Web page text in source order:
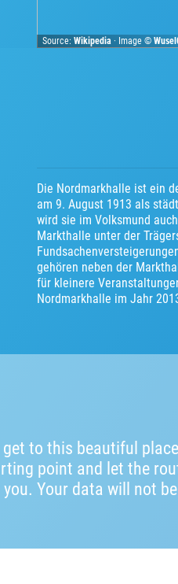
Source:Wikipedia · Image ©
Die Nordmarkhalle ist ein
am 9. August 1913 als
wird sie im Volksmund
Markthalle unter der
gehören neben der
für kleinere
Nordmarkhalle im Jahr
get to this beautiful
point and let the
Your data will not